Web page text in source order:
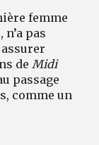
femme
pas
de Midi
passage
comme un